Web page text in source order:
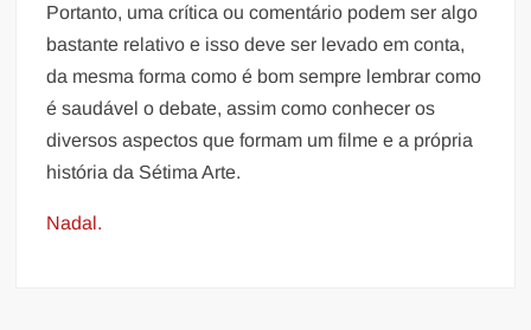
Portanto, uma crítica ou comentário podem ser algo
bastante relativo e isso deve ser levado em conta,
da mesma forma como é bom sempre lembrar como
é saudável o debate, assim como conhecer os
diversos aspectos que formam um filme e a própria
história da Sétima Arte.
Nadal.